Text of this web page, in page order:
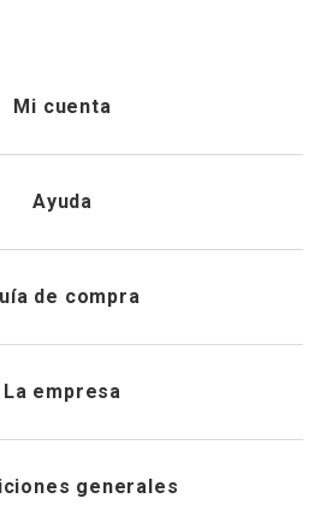
Mi cuenta
de pedidos
Ayuda
y desistimiento
de compra
La empresa
generales